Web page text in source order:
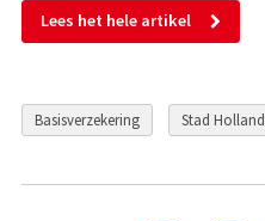
Lees het hele artikel
Basisverzekering Stad Holland